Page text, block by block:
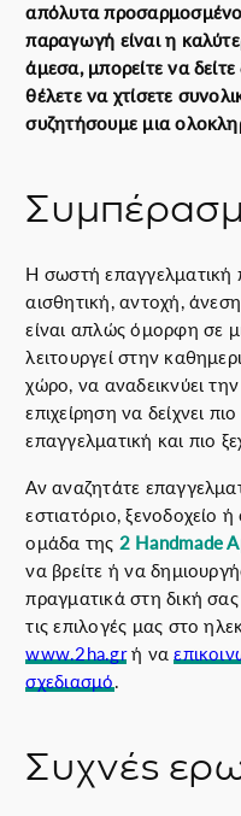
απόλυτα
παραγωγή είναι η
άμεσα, μπορείτε να
θέλετε να χτίσετε
συζητήσουμε μια
Η σωστή επαγγελματική
αισθητική, αντοχή,
είναι απλώς όμορφη σε
λειτουργεί στην
χώρο, να αναδεικνύει
επιχείρηση να δείχνει
επαγγελματική και πιο
Αν αναζητάτε
εστιατόριο, ξενοδοχείο
ομάδα της 2 Handmade
να βρείτε ή να
πραγματικά στη δική
τις επιλογές μας στο
www.2ha.grή να
σχεδιασμό.
Συχνές